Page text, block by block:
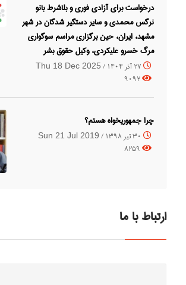
درخواست برای آزادی فوری و بلاشرط بانو
نرگس محمدی و سایر دستگیر شدگان در شهر
مشهد، ایران، حین برگزاری مراسم سوگواری
مرگ خسرو علیکردی، وکیل حقوق بشر
27 آذر 1404 / Thu 18 Dec 2025
9092
چرا جمهوریخواه هستم؟
30 تیر 1398 / Sun 21 Jul 2019
8259
ارتباط با ما